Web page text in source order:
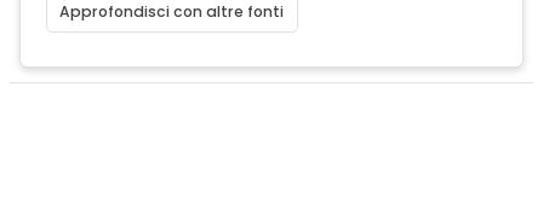
Approfondisci con altre fonti